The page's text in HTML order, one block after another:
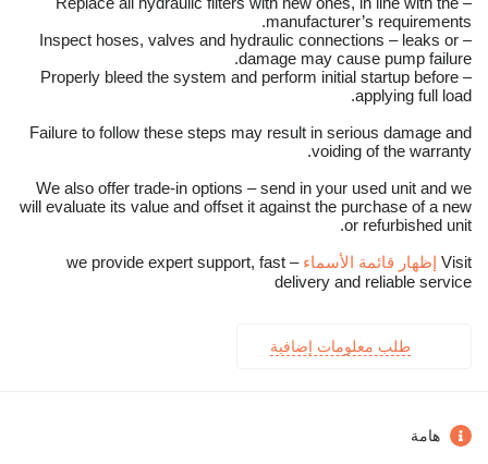
manufacturer’s requirements.
– Inspect hoses, valves and hydraulic connections – leaks or
damage may cause pump failure.
– Properly bleed the system and perform initial startup before
applying full load.
Failure to follow these steps may result in serious damage and
voiding of the warranty.
We also offer trade-in options – send in your used unit and we
will evaluate its value and offset it against the purchase of a new
or refurbished unit.
Visit إظهار قائمة الأسماء
– we provide expert support, fast
delivery and reliable service
طلب معلومات إضافية
هامة